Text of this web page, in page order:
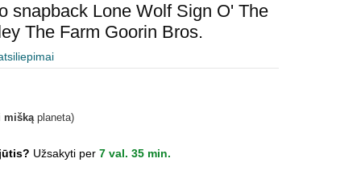
snapback Lone Wolf Sign O' The
The Farm Goorin Bros.
miškąplaneta)
Užsakyti per 7 val. 35 min.